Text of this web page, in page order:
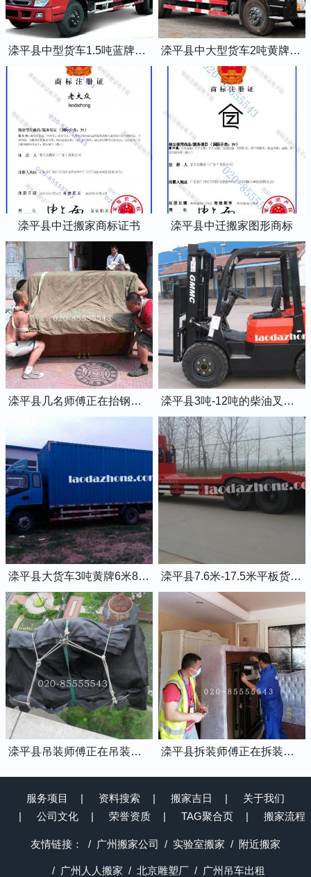
滦平县中型货车1.5吨蓝牌4米2厢式货车 滦平县中大型货车2吨黄牌5米2厢式货车
滦平县中迁搬家商标证书 滦平县中迁搬家图形商标
滦平县几名师傅正在抬钢琴上楼 滦平县3吨-12吨的柴油叉车出租
滦平县大货车3吨黄牌6米8的厢式货车 滦平县7.6米-17.5米平板货车出租
滦平县吊装师傅正在吊装物品上楼 滦平县拆装师傅正在拆装家具
服务项目 资料搜索 搬家吉日
关于我们
公司文化
荣誉资质 TAG聚合页 搬家流程
友情链接： 广州搬家公司 实验室搬家 附近搬家
广州人人搬家 北京雕塑厂 广州吊车出租